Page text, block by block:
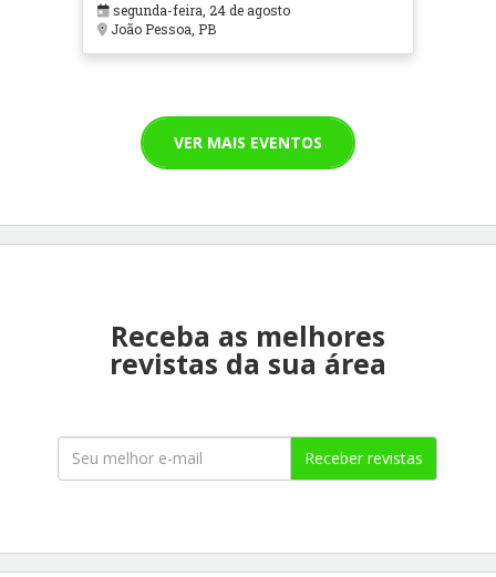
segunda-feira, 24 de agosto
João Pessoa, PB
VER MAIS EVENTOS
Receba as melhores
revistas da sua área
Receber revistas